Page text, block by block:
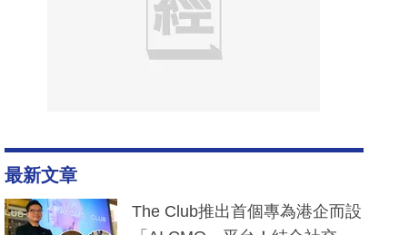
最新文章
The Club推出首個專為港企而設